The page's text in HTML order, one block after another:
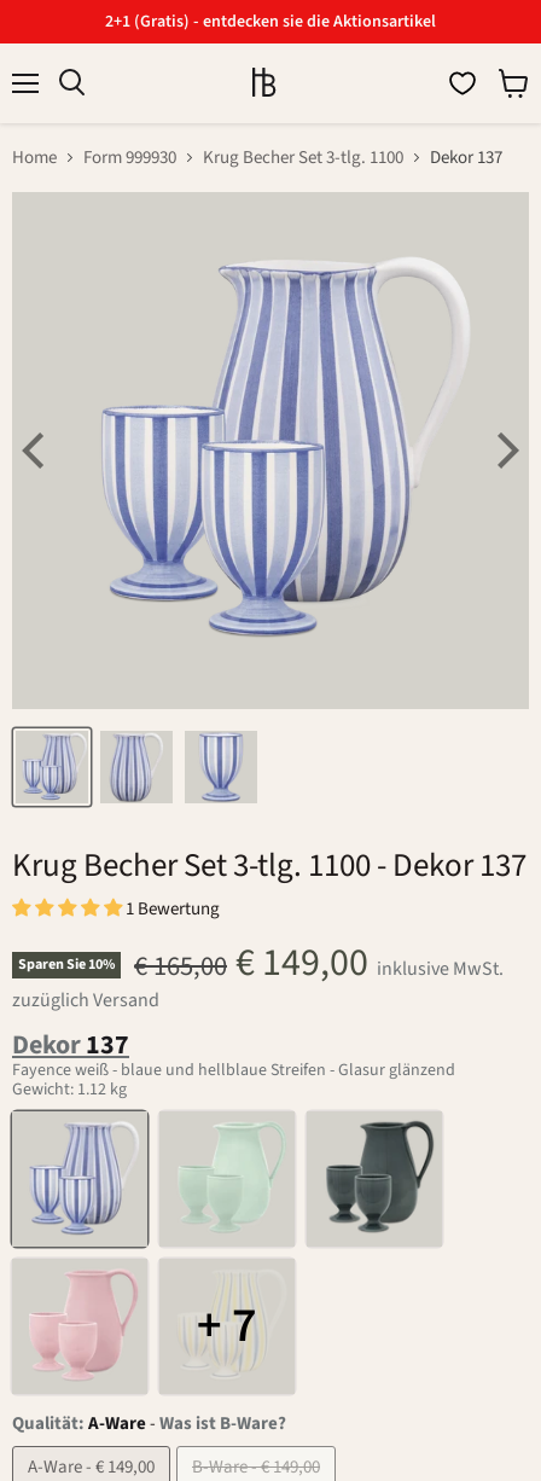
2+1 (Gratis) - entdecken sie die Aktionsartikel
Home Form 999930 Krug Becher Set 3-tlg. 1100 Dekor 137
Krug Becher Set 3-tlg. 1100- Dekor 137
1 Bewertung
Sparen Sie10% Ursprünglicher Preis
€ 165,00 Aktueller Preis
€ 149,00 inklusive MwSt.
zuzüglich Versand
Dekor137
Fayence weiß - blaue und hellblaue Streifen - Glasur glänzend
Gewicht: 1.12 kg
+ 7
Qualität:A-Ware-Was ist B-Ware?
A-Ware - € 149,00
B-Ware - € 149,00